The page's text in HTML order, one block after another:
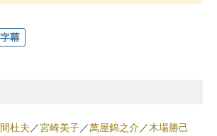
杜夫 ／宮崎美子／萬屋錦之介／木場勝己